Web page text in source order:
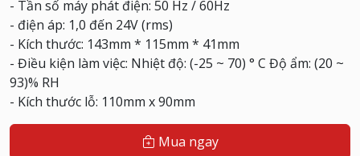
- Tần số máy phát điện: 50 Hz / 60Hz
- điện áp: 1,0 đến 24V (rms)
- Kích thước: 143mm * 115mm * 41mm
- Điều kiện làm việc: Nhiệt độ: (-25 ~ 70) ° C Độ ẩm: (20 ~
93)% RH
- Kích thước lỗ: 110mm x 90mm
Mua ngay